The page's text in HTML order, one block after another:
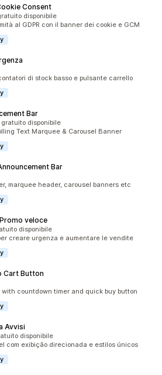
Consent
disponibile
al GDPR con il banner dei cookie e GCM
di stock basso e pulsante carrello
Bar
gratuito disponibile
Text Marquee & Carousel Banner
Bar
marquee header, carousel banners etc
veloce
disponibile
creare urgenza e aumentare le vendite
Cart Button
countdown timer and quick buy button
Avvisi
disponibile
com exibição direcionada e estilos únicos